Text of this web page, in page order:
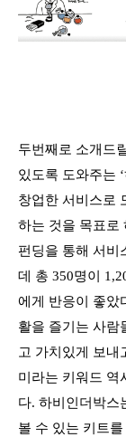
두번째로 소개드
있도록 도와주는
창업한 서비스로
하는 것을 목표로
펀딩을 통해 서비
데 총 350명이
에게 반응이 좋았
활을 즐기는 사람
고 가치있게 보내
미라는 키워드 역
다. 하비인더박스
볼 수 있는 키트